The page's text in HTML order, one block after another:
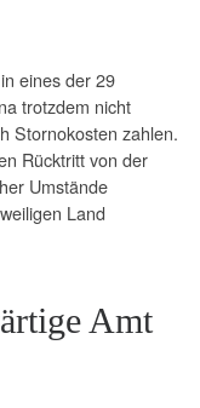
eines der 29
trotzdem nicht
Stornokosten zahlen.
Rücktritt von der
Umstände
Land
Amt